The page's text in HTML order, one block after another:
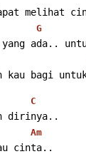
melihat
G
ada..
kau bagi
C
dirinya..
Am
cinta..